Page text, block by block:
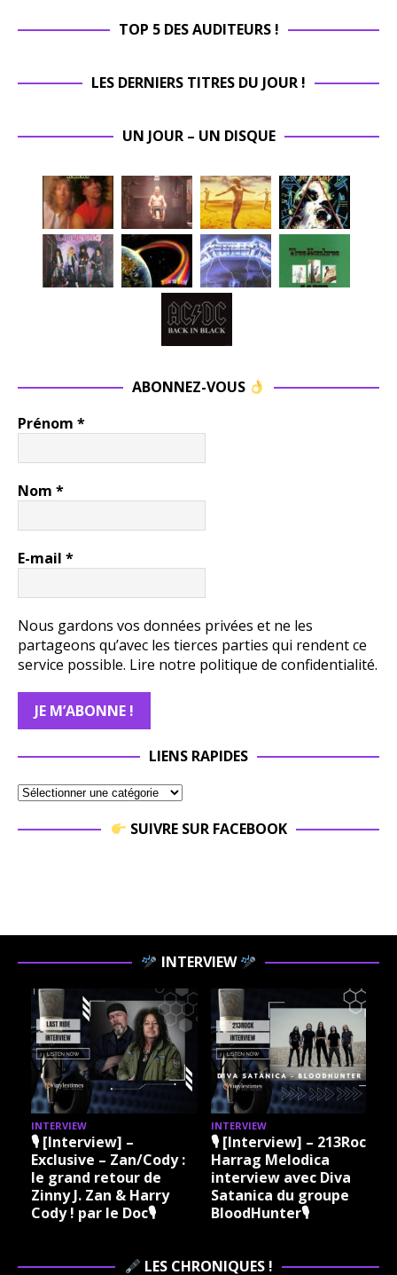
TOP 5 DES AUDITEURS !
LES DERNIERS TITRES DU JOUR !
UN JOUR – UN DISQUE
ABONNEZ-VOUS
Prénom *
Nom *
E-mail *
Nous gardons vos données privées et ne les
partageons qu’avec les tierces parties qui rendent ce
service possible. Lire notre politique de confidentialité.
LIENS RAPIDES
SUIVRE SUR FACEBOOK
INTERVIEW
INTERVIEW
🎙 [Interview] –
Exclusive – Zan/Cody :
le grand retour de
Zinny J. Zan & Harry
Cody ! par le Doc🎙
INTERVIEW
🎙 [Interview] – 213Rock
Harrag Melodica
interview avec Diva
Satanica du groupe
BloodHunter🎙
LES CHRONIQUES !